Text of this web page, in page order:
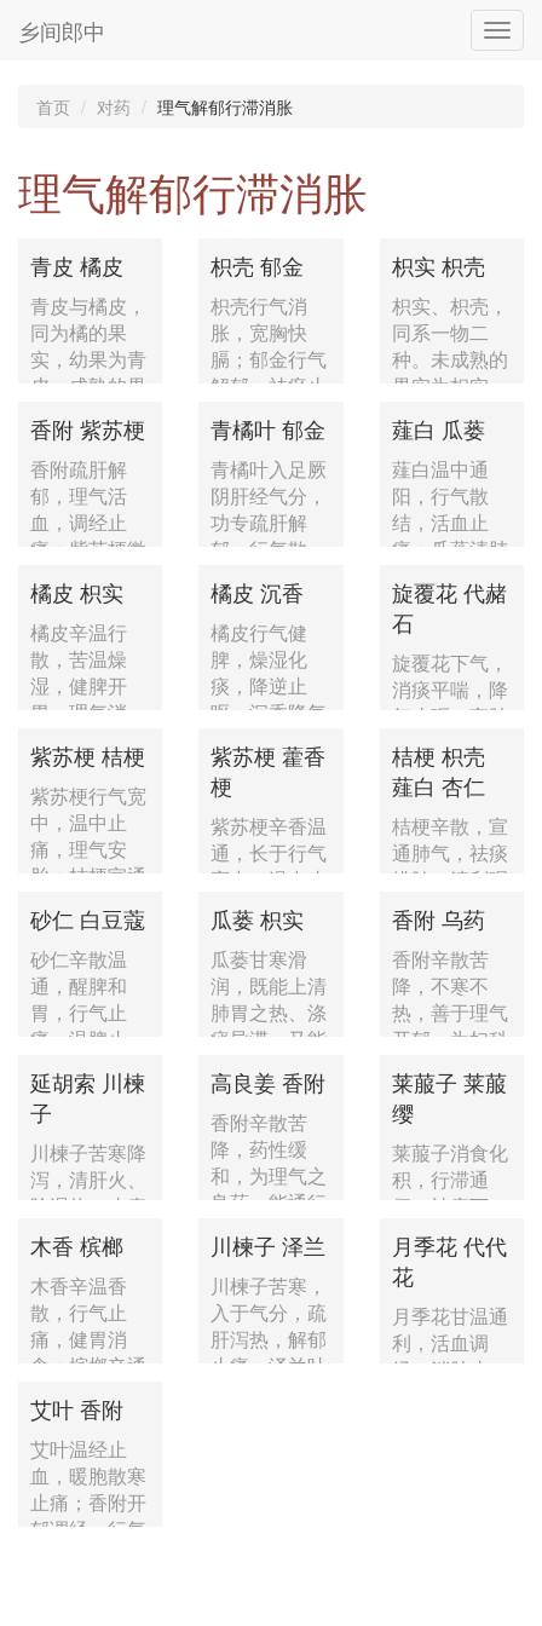
乡间郎中
首页 对药 理气解郁行滞消胀
理气解郁行滞消胀
青皮 橘皮
青皮与橘皮，
同为橘的果
实，幼果为青
皮，成熟的果
枳壳 郁金
枳壳行气消
胀，宽胸快
膈；郁金行气
解郁，祛瘀止
枳实 枳壳
枳实、枳壳，
同系一物二
种。未成熟的
果实为枳实，
香附 紫苏梗
香附疏肝解
郁，理气活
血，调经止
痛；紫苏梗微
滞...
青橘叶 郁金
青橘叶入足厥
阴肝经气分，
功专疏肝解
郁，行气散
薤白 瓜蒌
薤白温中通
阳，行气散
结，活血止
痛；瓜蒌清肺
散...
橘皮 枳实
橘皮辛温行
散，苦温燥
湿，健脾开
胃，理气消
膈，...
橘皮 沉香
橘皮行气健
脾，燥湿化
痰，降逆止
呕；沉香降气
助...
旋覆花 代赭
石
旋覆花下气，
消痰平喘，降
气止呕，宣肺
利水；代赭石
重坠降...
紫苏梗 桔梗
紫苏梗行气宽
中，温中止
痛，理气安
胎；桔梗宣通
紫苏梗 藿香
梗
紫苏梗辛香温
通，长于行气
宽中，温中止
痛，理气安
胎；藿香...
桔梗 枳壳
薤白 杏仁
桔梗辛散，宣
通肺气，祛痰
排脓，清利咽
喉，升提利
水，以升...
砂仁 白豆蔻
砂仁辛散温
通，醒脾和
胃，行气止
痛，温脾止
胎；...
瓜蒌 枳实
瓜蒌甘寒滑
润，既能上清
肺胃之热、涤
痰导滞，又能
宽中下气...
香附 乌药
香附辛散苦
降，不寒不
热，善于理气
开郁，为妇科
延胡索 川楝
子
川楝子苦寒降
泻，清肝火、
除湿热、止疼
痛；延胡索辛
散温通...
高良姜 香附
香附辛散苦
降，药性缓
和，为理气之
良药。能通行
莱菔子 莱菔
缨
莱菔子消食化
积，行滞通
便，祛痰下
气；莱菔缨行
气消胀，和...
木香 槟榔
木香辛温香
散，行气止
痛，健胃消
食；槟榔辛通
通...
川楝子 泽兰
川楝子苦寒，
入于气分，疏
肝泻热，解郁
止痛；泽兰叶
月季花 代代
花
月季花甘温通
利，活血调
经，消肿止
艾叶 香附
艾叶温经止
血，暖胞散寒
止痛；香附开
郁调经，行气